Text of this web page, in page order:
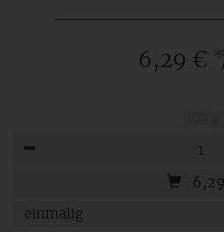
6,29 €
6,29